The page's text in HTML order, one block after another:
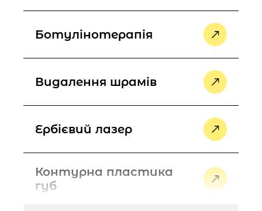
Ботулінотерапія
Видалення шрамів
Ербієвий лазер
Контурна пластика
губ